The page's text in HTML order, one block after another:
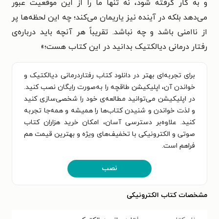
و به کار گرفته شود، نه تنها ما را از این موقعیت عبور
می‌دهد بلکه در آینده نیز یاریمان می‌کند؛ چه این لحظه‌ها پر
از ناامنی باشد و چه نباشد. تقریباً هر آنچه باید درباره‌ی
رفتار درمانی دیالکتیک بدانید در این کتاب هست؛»
برای تجربه‌ای بهتر در دانلود کتاب رفتاردرمانی دیالکتیک و
خواندن آن، اپلیکیشن طاقچه را به‌صورت رایگان نصب کنید.
در اپلیکیشن می‌توانید مطالعه‌ی خود را شخصی‌سازی کنید
و لذت خواندن و شنیدن کتاب‌ها را همیشه و همه‌جا تجربه
کنید. علاوه‌بر دسترسی آسان، امکان خرید هزاران کتاب
صوتی و الکترونیکی با تخفیف‌های ویژه و بهترین قیمت هم
فراهم است.
نصب
مشخصات کتاب الکترونیکی